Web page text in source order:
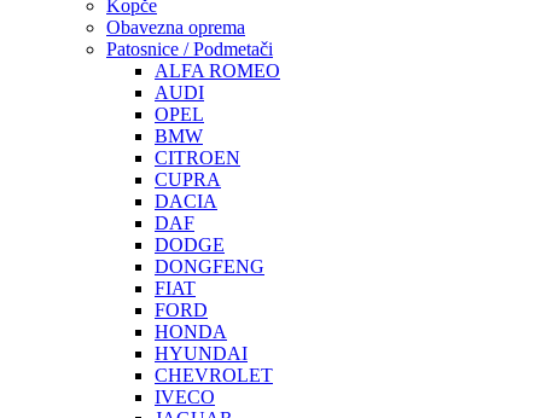
Kopče
Obavezna oprema
Patosnice / Podmetači
ALFA ROMEO
AUDI
OPEL
BMW
CITROEN
CUPRA
DACIA
DAF
DODGE
DONGFENG
FIAT
FORD
HONDA
HYUNDAI
CHEVROLET
IVECO